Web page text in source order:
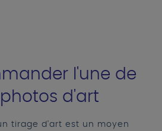
l'une de
d'art
tirage d'art est un moyen